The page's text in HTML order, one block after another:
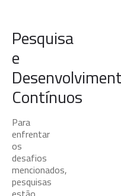
Pesquisa
e
Contínuos
Para
enfrentar
os
desafios
mencionados,
pesquisas